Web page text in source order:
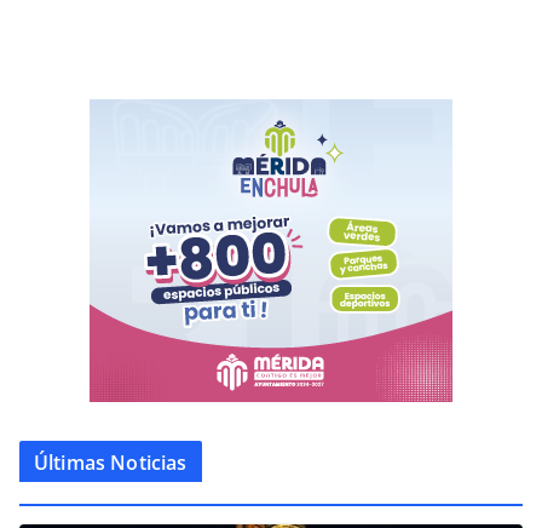
Últimas Noticias